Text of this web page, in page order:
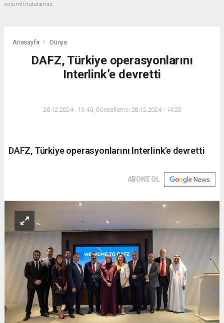
sorumlu tutulamaz.
Anasayfa Dünya
DAFZ, Türkiye operasyonlarını
Interlink’e devretti
28.12.2024 - 13:40, Güncelleme: 28.12.2024 - 14:25
DAFZ, Türkiye operasyonlarını Interlink’e devretti
ABONE OL